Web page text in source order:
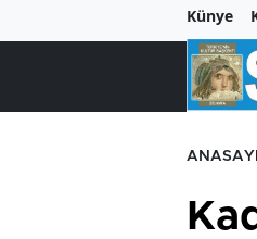
Künye